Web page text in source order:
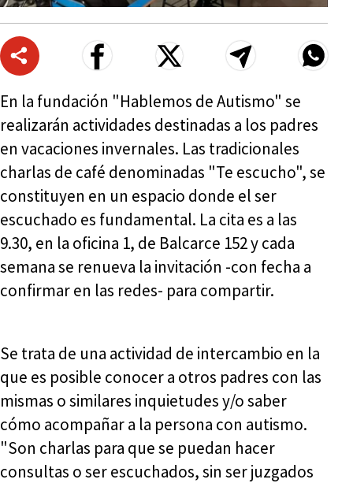
En la fundación "Hablemos de Autismo" se
realizarán actividades destinadas a los padres
en vacaciones invernales. Las tradicionales
charlas de café denominadas "Te escucho", se
constituyen en un espacio donde el ser
escuchado es fundamental. La cita es a las
9.30, en la oficina 1, de Balcarce 152 y cada
semana se renueva la invitación -con fecha a
confirmar en las redes- para compartir.
Se trata de una actividad de intercambio en la
que es posible conocer a otros padres con las
mismas o similares inquietudes y/o saber
cómo acompañar a la persona con autismo.
"Son charlas para que se puedan hacer
consultas o ser escuchados, sin ser juzgados